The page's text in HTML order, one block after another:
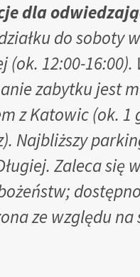
dla
do soboty
(ok. 12:00-
zabytku jest
z Katowic (ok. 1
Najbliższy
Zaleca się
ze względu